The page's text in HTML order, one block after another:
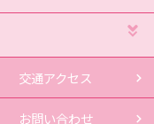
交通アクセス
お問い合わせ